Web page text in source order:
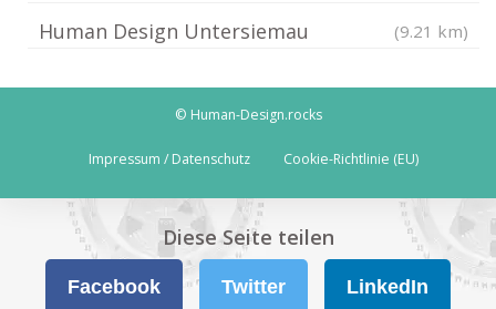
Human Design Untersiemau (9.21 km)
© Human-Design.rocks
Impressum / Datenschutz Cookie-Richtlinie (EU)
Diese Seite teilen
Facebook Twitter LinkedIn